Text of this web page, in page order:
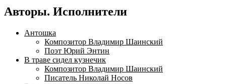
Авторы. Исполнители
Антошка
Композитор Владимир Шаинский
Поэт Юрий Энтин
В траве сидел кузнечик
Композитор Владимир Шаинский
Писатель Николай Носов